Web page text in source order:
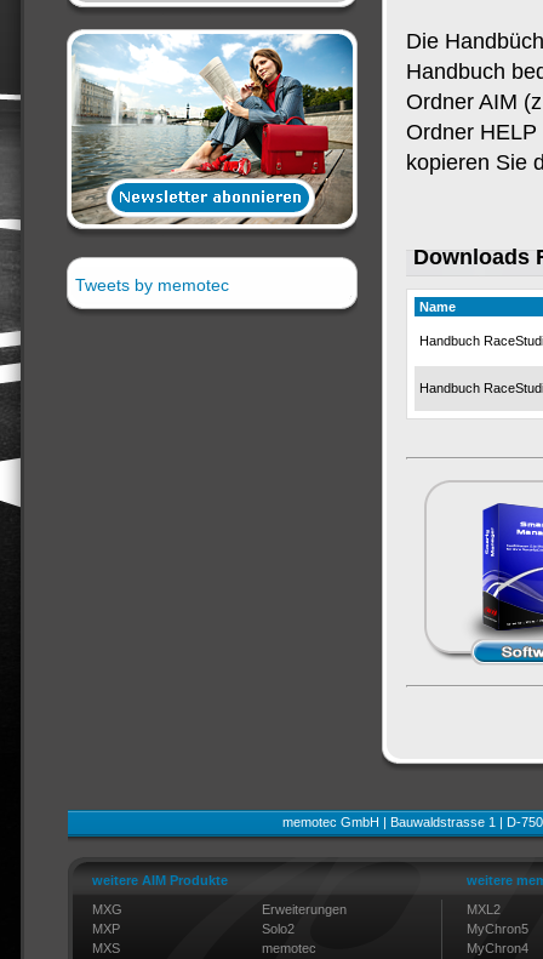
Tweets by memotec
Die
Handbuch
Ordner AIM
Ordner
kopieren Sie
Downloads
Name
Handbuch
Handbuch
memotec GmbH | Bauwaldstrasse 1 | D-
weitere AIM Produkte
MXG
Erweiterungen
MXP
Solo2
MXS
memotec
weitere
MXL2
MyChron5
MyChron4